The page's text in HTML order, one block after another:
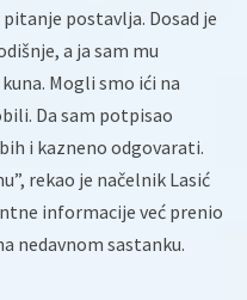
postavlja. Dosad je
a ja sam mu
Mogli smo ići na
Da sam potpisao
i kazneno odgovarati.
rekao je načelnik Lasić
informacije već prenio
nedavnom sastanku.